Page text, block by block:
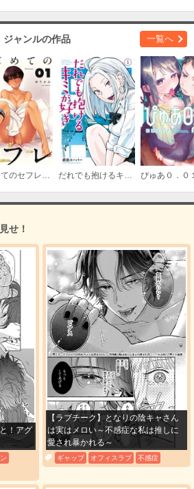
要ポイント： 200
購入する
要ポイント：150
購入する
要ポイント：
購入する
要ポイント： 200
購入する
要ポイント：200
購入する
要ポイント：200
ジャンルの作品 一覧へ
ぴゅあ０．０
せ！
！アグ
【ラブチーク】となりの陰キャさん
は実はメロい～不感症な私は推しに
愛され暴かれる～
ギャップ オフィスラブ 不感症